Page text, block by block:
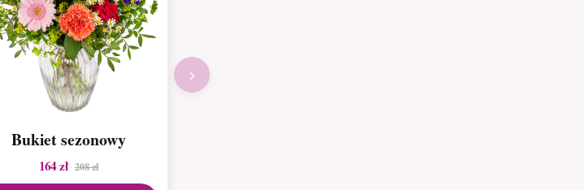
Bukiet sezonowy
164 zł 208 zł
›